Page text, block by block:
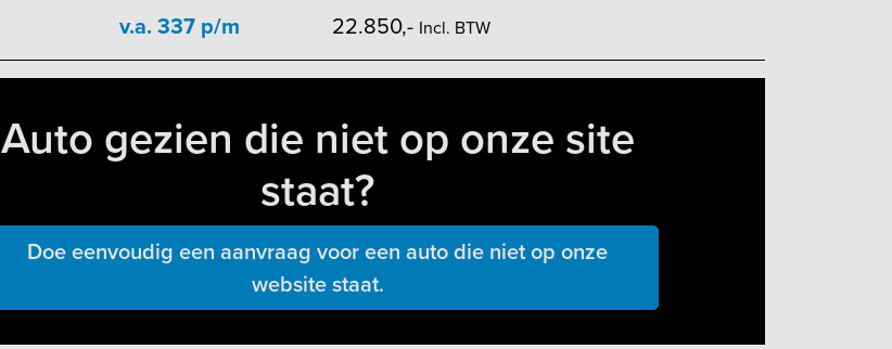
v.a. 337 p/m 22.850,- Incl. BTW
Auto gezien die niet op onze site
staat?
Doe eenvoudig een aanvraag voor een auto die niet op onze
website staat.